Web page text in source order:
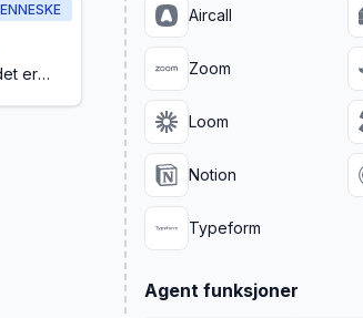
er
Aircall
Zoom
Loom
Notion
Typeform
Agent funksjoner